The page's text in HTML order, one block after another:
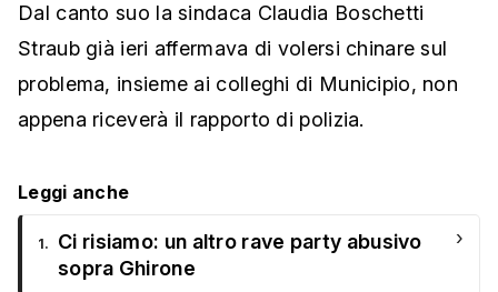
Dal canto suo la sindaca Claudia Boschetti
Straub già ieri affermava di volersi chinare sul
problema, insieme ai colleghi di Municipio, non
appena riceverà il rapporto di polizia.
Leggi anche
1.
Ci risiamo: un altro rave party abusivo
sopra Ghirone
›